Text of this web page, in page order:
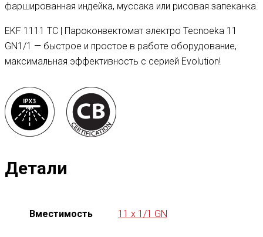
фаршированная индейка, муссака или рисовая запеканка.
EKF 1111 TC | Пароконвектомат электро Tecnoeka 11
GN1/1 — быстрое и простое в работе оборудование,
максимальная эффективность с серией Evolution!
Детали
Вместимость 11 x 1/1 GN